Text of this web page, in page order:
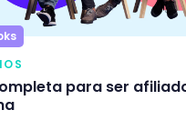
para ser